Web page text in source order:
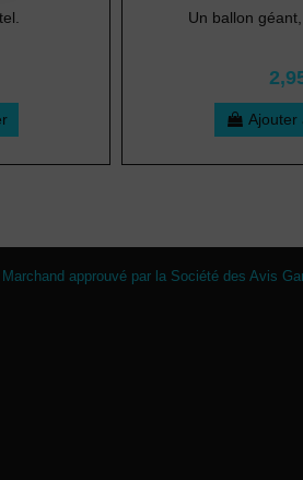
Un ballon
Ajouter
Marchand approuvé par la Société des Avis